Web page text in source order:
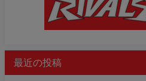
最近の投稿